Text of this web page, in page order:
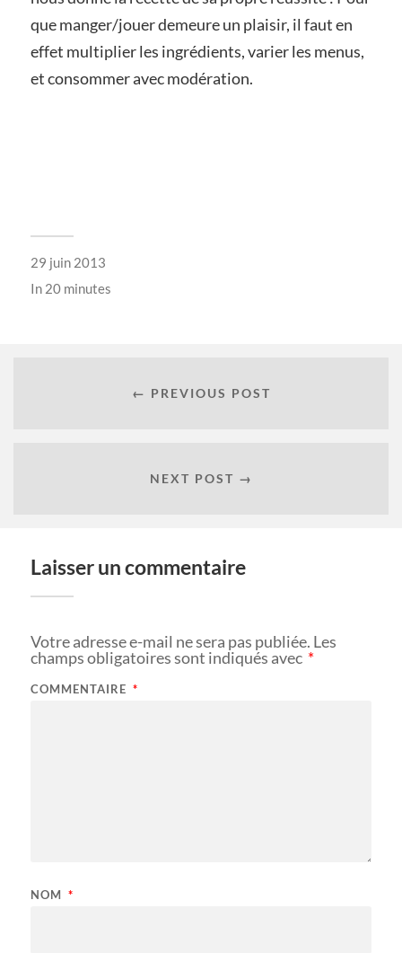
que manger/jouer demeure un plaisir, il faut en
effet multiplier les ingrédients, varier les menus,
et consommer avec modération.
29 juin 2013
In 20 minutes
← PREVIOUS POST
NEXT POST →
Laisser un commentaire
Votre adresse e-mail ne sera pas publiée. Les
champs obligatoires sont indiqués avec *
COMMENTAIRE *
NOM *